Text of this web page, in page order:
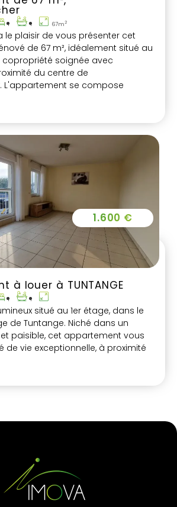
1 1 67m2
a le plaisir de vous présenter cet
de 67 m², idéalement situé au
copropriété soignée avec
du centre de
L'appartement se compose
à louer à TUNTANGE
1 1
situé au 1er étage, dans le
de Tuntange. Niché dans un
paisible, cet appartement vous
de vie exceptionnelle, à proximité
essentielles.
1.600 €